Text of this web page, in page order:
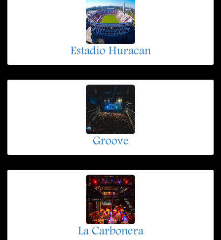
Estadio Huracan
Groove
La Carbonera